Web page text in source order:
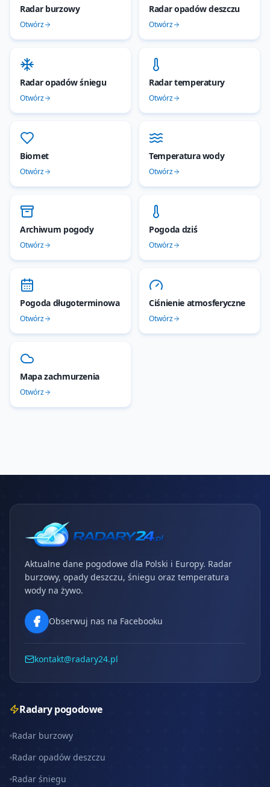
Radar burzowy
Otwórz
Radar opadów deszczu
Otwórz
Radar opadów śniegu
Otwórz
Radar temperatury
Otwórz
Biomet
Otwórz
Temperatura wody
Otwórz
Archiwum pogody
Otwórz
Pogoda dziś
Otwórz
Pogoda długoterminowa
Otwórz
Ciśnienie atmosferyczne
Otwórz
Mapa zachmurzenia
Otwórz
Aktualne dane pogodowe dla Polski i Europy. Radar
burzowy, opady deszczu, śniegu oraz temperatura
wody na żywo.
Obserwuj nas na Facebooku
kontakt@radary24.pl
Radary pogodowe
Radar burzowy
Radar opadów deszczu
Radar śniegu